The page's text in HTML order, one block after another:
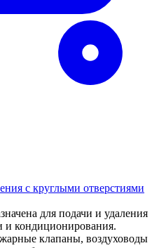
с круглыми отверстиями
для подачи и удаления
и кондиционирования.
клапаны, воздуховоды